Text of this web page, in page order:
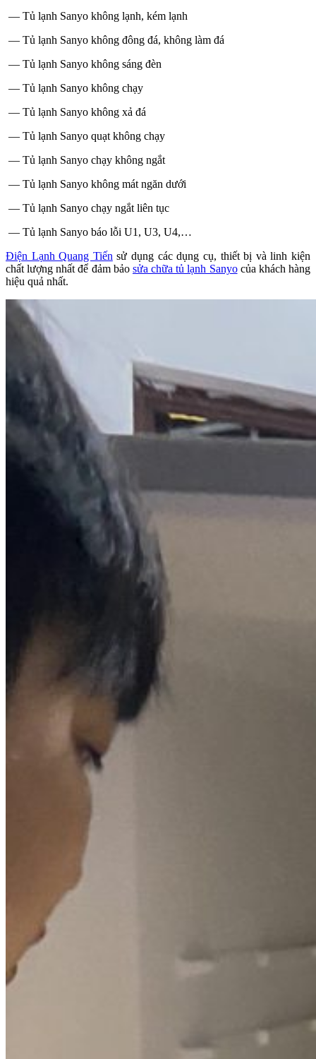
— Tủ lạnh Sanyo không lạnh, kém lạnh
— Tủ lạnh Sanyo không đông đá, không làm đá
— Tủ lạnh Sanyo không sáng đèn
— Tủ lạnh Sanyo không chạy
— Tủ lạnh Sanyo không xả đá
— Tủ lạnh Sanyo quạt không chạy
— Tủ lạnh Sanyo chạy không ngắt
— Tủ lạnh Sanyo không mát ngăn dưới
— Tủ lạnh Sanyo chạy ngắt liên tục
— Tủ lạnh Sanyo báo lỗi U1, U3, U4,…
Điện Lạnh Quang Tiến sử dụng các dụng cụ, thiết bị và linh kiện
chất lượng nhất để đảm bảo sửa chữa tủ lạnh Sanyocủa khách hàng
hiệu quả nhất.